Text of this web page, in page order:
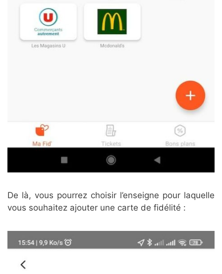
De là, vous pourrez choisir l’enseigne pour laquelle
vous souhaitez ajouter une carte de fidélité :